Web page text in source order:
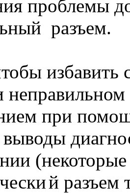
проблемы
разъем.
избавить
при
й разъем